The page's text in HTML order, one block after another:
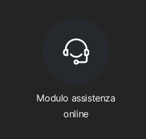
Modulo assistenza
online